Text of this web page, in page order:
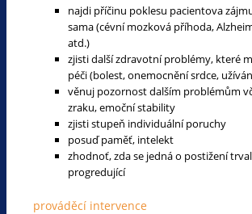
najdi příčinu poklesu pacientova
sama (cévní mozková příhoda,
atd.)
zjisti další zdravotní problémy, které
péči (bolest, onemocnění srdce,
věnuj pozornost dalším problémům
zraku, emoční stability
zjisti stupeň individuální poruchy
posuď paměť, intelekt
zhodnoť, zda se jedná o postižení
progredující
prováděcí intervence